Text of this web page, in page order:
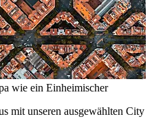
wie ein Einheimischer
mit unseren ausgewählten City